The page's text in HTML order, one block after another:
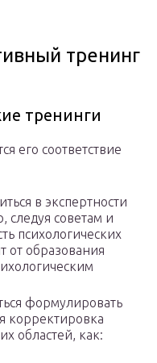
тренинг
тренинги
его соответствие
в экспертности
следуя советам и
психологических
от образования
формулировать
корректировка
областей, как: